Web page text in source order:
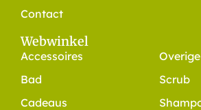
Contact
Webwinkel
Accessoires
Bad
Cadeaus
Overige
Scrub